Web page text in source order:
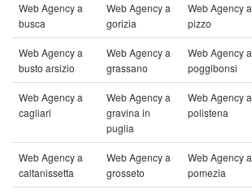
Web Agency a
busca
Web Agency a
gorizia
Web Agency a
pizzo
Web Agency a
busto arsizio
Web Agency a
grassano
Web Agency a
poggibonsi
Web Agency a
cagliari
Web Agency a
gravina in
puglia
Web Agency a
polistena
Web Agency a
caltanissetta
Web Agency a
grosseto
Web Agency a
pomezia